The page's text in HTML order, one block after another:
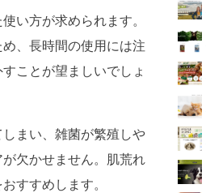
い方が求められます。
、長時間の使用には注
ことが望ましいでしょ
まい、雑菌が繁殖しや
欠かせません。肌荒れ
すすめします。